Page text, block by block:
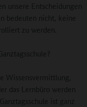
unsere Entscheidungen
bedeuten nicht, keine
zu werden.
Wissensvermittlung,
das Lernbüro werden
ist ganz